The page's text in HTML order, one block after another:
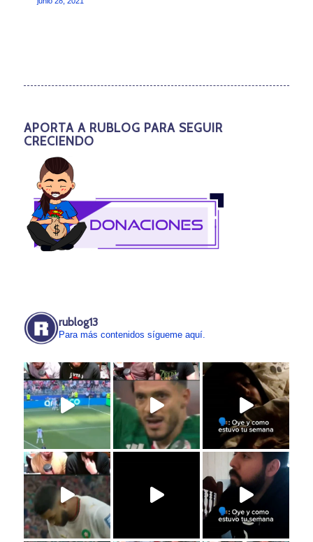
APORTA A RUBLOG PARA SEGUIR
CRECIENDO
rublog13
Para más contenidos sígueme aquí.